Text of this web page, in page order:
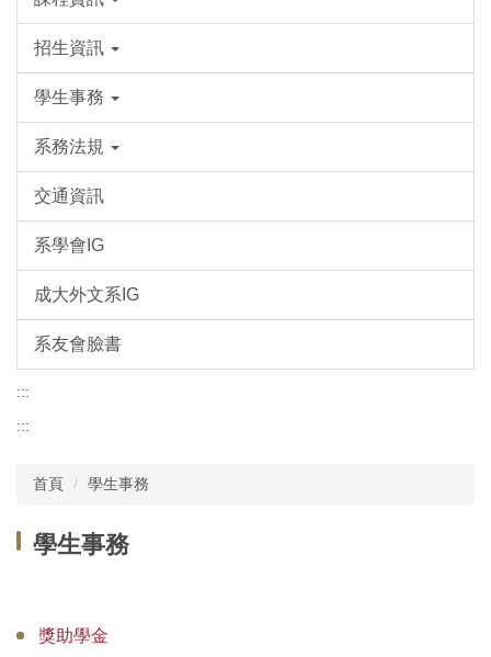
招生資訊
學生事務
系務法規
交通資訊
系學會IG
成大外文系IG
系友會臉書
:::
:::
首頁 學生事務
學生事務
獎助學金